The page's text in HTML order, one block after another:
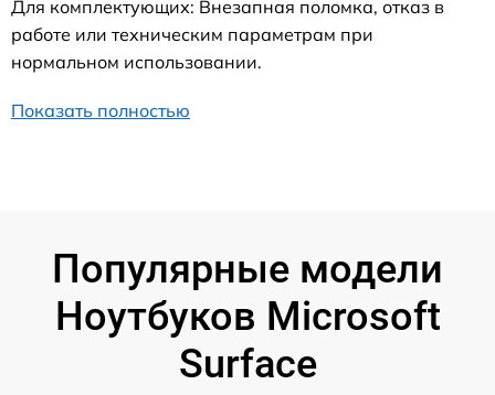
Для комплектующих: Внезапная поломка, отказ в
работе или техническим параметрам при
нормальном использовании.
Показать полностью
Популярные модели
Ноутбуков Microsoft
Surface